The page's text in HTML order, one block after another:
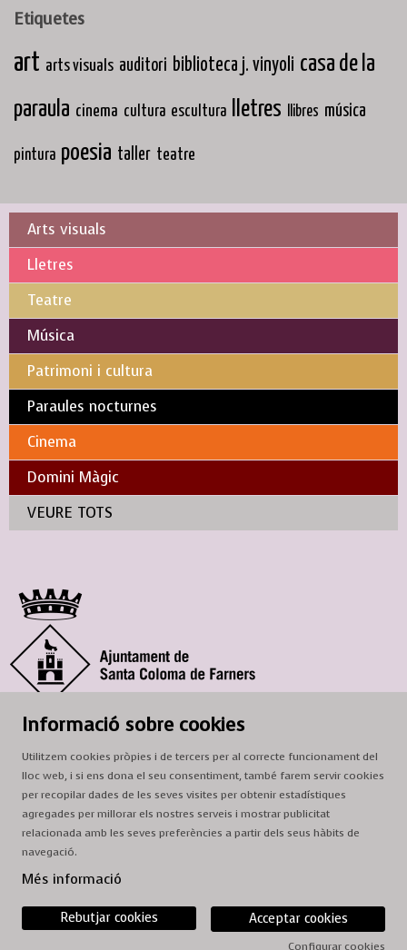
Etiquetes
art arts visuals auditori biblioteca j. vinyoli casa de la
paraula cinema cultura escultura lletres llibres música
pintura poesia taller teatre
Arts visuals
Lletres
Teatre
Música
Patrimoni i cultura
Paraules nocturnes
Cinema
Domini Màgic
VEURE TOTS
© Ajuntament de Santa Coloma de Farners
: de dilluns a dissabte, de 9 a 13 h.
Adreça: c. del Prat, 16, 17430 Santa Coloma de Farners
A/e:cultura@scf.cat
Sitemap
Informació sobre cookies
Utilitzem cookies pròpies i de tercers per al correcte funcionament del
lloc web, i si ens dona el seu consentiment, també farem servir cookies
per recopilar dades de les seves visites per obtenir estadístiques
agregades per millorar els nostres serveis i mostrar publicitat
relacionada amb les seves preferències a partir dels seus hàbits de
navegació.
Més informació
Acceptar cookies
Rebutjar cookies
Configurar cookies